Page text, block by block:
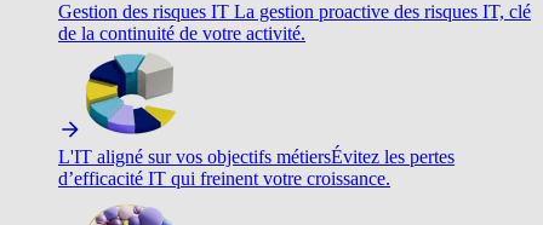
Gestion des risques IT La gestion proactive des risques IT, clé
de la continuité de votre activité.
L'IT aligné sur vos objectifs métiersÉvitez les pertes
d’efficacité IT qui freinent votre croissance.